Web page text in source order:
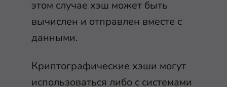
этом случае хэш может быть
вычислен и отправлен вместе с
данными.
Криптографические хэши могут
использоваться либо с системами